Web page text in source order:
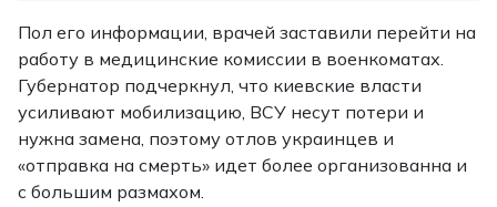
Пол его информации, врачей заставили перейти на
работу в медицинские комиссии в военкоматах.
Губернатор подчеркнул, что киевские власти
усиливают мобилизацию, ВСУ несут потери и
нужна замена, поэтому отлов украинцев и
«отправка на смерть» идет более организованна и
с большим размахом.